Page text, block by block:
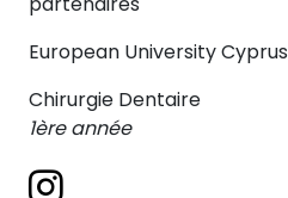
European University Cyprus
Chirurgie Dentaire
1ère année